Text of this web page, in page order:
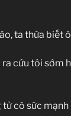
ta thừa
cứu tôi sớm
có sức